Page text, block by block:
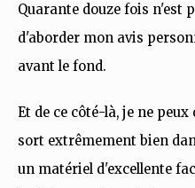
Quarante douze fois n'est
d'aborder mon avis
avant le fond.
Et de ce côté-là, je ne peux
sort extrêmement bien
un matériel d'excellente